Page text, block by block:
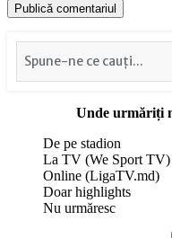
Unde urmăriți
De pe stadion
La TV (We Sport TV)
Online (LigaTV.md)
Doar highlights
Nu urmăresc